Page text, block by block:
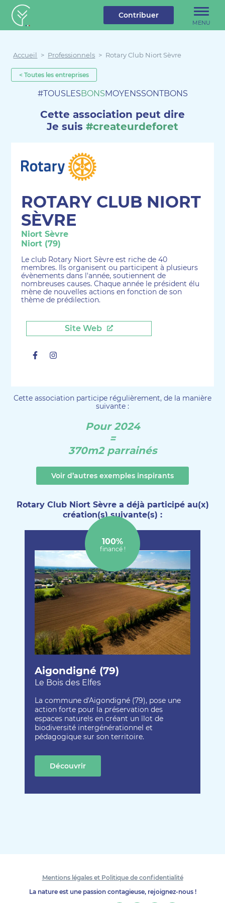
Créateur de forêt
MENU
Contribuer
Accueil > Professionnels > Rotary Club Niort Sèvre
< Toutes les entreprises
#TOUSLESBONSMOYENSSONTBONS
Cette association peut dire
Je suis #createurdeforet
ROTARY CLUB NIORT
SÈVRE
Niort Sèvre
Niort (79)
Le club Rotary Niort Sèvre est riche de 40
membres. Ils organisent ou participent à plusieurs
évènements dans l'année, soutiennent de
nombreuses causes. Chaque année le président élu
mène de nouvelles actions en fonction de son
thème de prédilection.
Site Web
Facebook
Cette association participe régulièrement, de la manière
suivante :
Pour 2024
=
370m2 parrainés
Voir d’autres exemples inspirants
Rotary Club Niort Sèvre a déjà participé au(x)
création(s) suivante(s) :
Aigondigné (79)
Le Bois des Elfes
La commune d'Aigondigné (79), pose une
action forte pour la préservation des
espaces naturels en créant un îlot de
biodiversité intergénérationnel et
pédagogique sur son territoire.
100%
financé !
Découvrir
Mentions légales et Politique de confidentialité
La nature est une passion contagieuse, rejoignez-nous !